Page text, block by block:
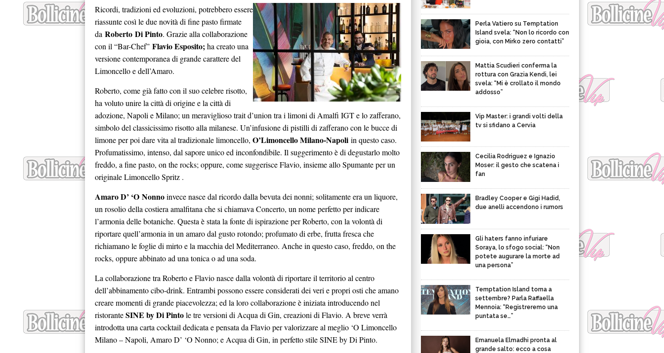
Ricordi, tradizioni ed evoluzioni, potrebbero essere
riassunte così le due novità di fine pasto firmate
da Roberto Di Pinto. Grazie alla collaborazione
con il “Bar-Chef” Flavio Esposito;ha creato una
versione contemporanea di grande carattere del
Limoncello e dell’Amaro.
Roberto, come già fatto con il suo celebre risotto,
ha voluto unire la città di origine e la città di
adozione, Napoli e Milano; un meraviglioso trait d’union tra i limoni di Amalfi IGT e lo zafferano,
simbolo del classicissimo risotto alla milanese. Un’infusione di pistilli di zafferano con le bucce di
limone per poi dare vita al tradizionale limoncello, O’Limoncello Milano-Napoli in questo caso.
Profumatissimo, intenso, dal sapore unico ed inconfondibile. Il suggerimento è di degustarlo molto
freddo, a fine pasto, on the rocks; oppure, come suggerisce Flavio, insieme allo Spumante per un
originale Limoncello Spritz .
Amaro D’ ‘O Nonnoinvece nasce dal ricordo dalla bevuta dei nonni; solitamente era un liquore,
un rosolio della costiera amalfitana che si chiamava Concerto, un nome perfetto per indicare
l’armonia delle botaniche. Questa è stata la fonte di ispirazione per Roberto, con la volontà di
riportare quell’armonia in un amaro dal gusto rotondo; profumato di erbe, frutta fresca che
richiamano le foglie di mirto e la macchia del Mediterraneo. Anche in questo caso, freddo, on the
rocks, oppure abbinato ad una tonica o ad una soda.
La collaborazione tra Roberto e Flavio nasce dalla volontà di riportare il territorio al centro
dell’abbinamento cibo-drink. Entrambi possono essere considerati dei veri e propri osti che amano
creare momenti di grande piacevolezza; ed la loro collaborazione è iniziata introducendo nel
ristoranteSINE by Di Pintole tre versioni di Acqua di Gin, creazioni di Flavio. A breve verrà
introdotta una carta cocktail dedicata e pensata da Flavio per valorizzare al meglio ‘O Limoncello
Milano – Napoli, Amaro D’ ‘O Nonno; e Acqua di Gin, in perfetto stile SINE by Di Pinto.
Perla Vatiero su Temptation
Island svela: “Non lo ricordo con
gioia, con Mirko zero contatti”
Mattia Scudieri conferma la
rottura con Grazia Kendi, lei
svela: “Mi è crollato il mondo
addosso”
Vip Master: i grandi volti della
tv si sfidano a Cervia
Cecilia Rodriguez e Ignazio
Moser: il gesto che scatena i
fan
Bradley Cooper e Gigi Hadid,
due anelli accendono i rumors
Gli haters fanno infuriare
Soraya, lo sfogo social: “Non
potete augurare la morte ad
una persona”
Temptation Island torna a
settembre? Parla Raffaella
Mennoia: “Registreremo una
puntata se…”
Emanuela Elmadhi pronta al
grande salto: ecco a cosa